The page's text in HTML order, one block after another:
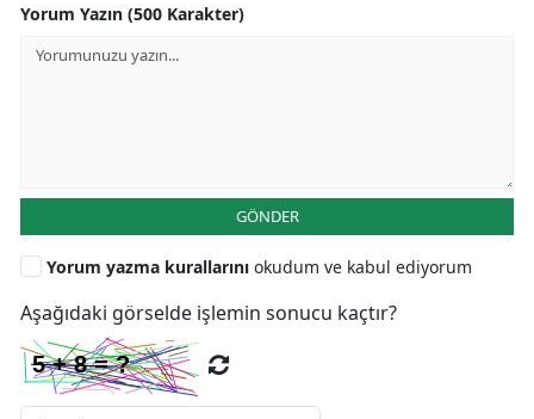
Yorum Yazın (500 Karakter)
GÖNDER
Yorum yazma kurallarını okudum ve kabul ediyorum
Aşağıdaki görselde işlemin sonucu kaçtır?